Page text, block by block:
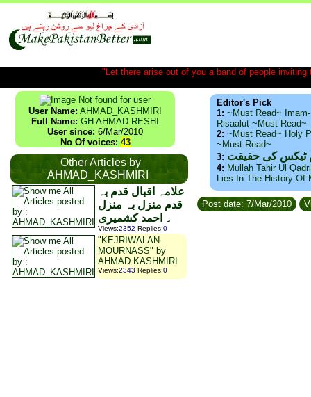
"Let there arise out of you a band of people
User Name: AHMAD_KASHMIRI
Full Name: GH AHMAD RESHI
User since: 6/Mar/2010
No Of voices: 43
Other Articles by
AHMAD_KASHMIRI
علامہ اقبال قدم بہ
قدم منزل بہ منزل
۔ احمد کشمیری
Views:2352 Replies:0
"KEJRIWALAN
MOURNASS" by
AHMAD KASHMIRI
Views:2343 Replies:0
Editor's Pick
1: ~Must Read~
Risaalut ~Must Read~
2: ~Must Read~ Holy
~Must Read~
3: ٹیکس کی حقیقت
4: Mullah Tahir Ul
Lies In The History Of
Post date: 7/Mar/2010